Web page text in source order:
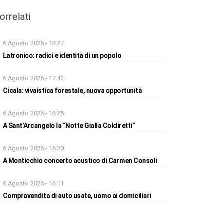
6 Agosto 2026 - 18:27
Latronico: radici e identità di un popolo
6 Agosto 2026 - 17:43
Cicala: vivaistica forestale, nuova opportunità
6 Agosto 2026 - 16:25
A Sant’Arcangelo la “Notte Gialla Coldiretti”
6 Agosto 2026 - 16:20
A Monticchio concerto acustico di Carmen Consoli
6 Agosto 2026 - 16:11
Compravendita di auto usate, uomo ai domiciliari